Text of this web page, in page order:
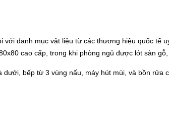
danh mục vật liệu từ các thương hiệu quốc tế
cao cấp, trong khi phòng ngủ được lót sàn
bếp từ 3 vùng nấu, máy hút mùi, và bồn rửa